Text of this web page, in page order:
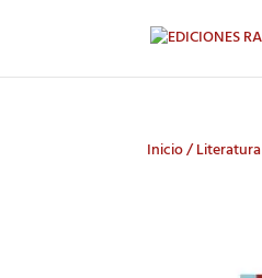
Inicio/Literatura